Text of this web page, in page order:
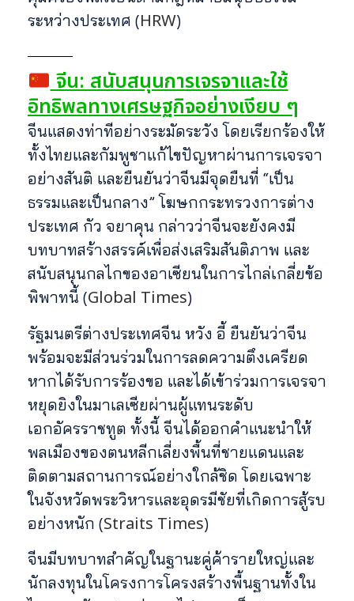
ระหว่างประเทศ (HRW)
จีน: สนับสนุนการเจรจาและใช้
อิทธิพลทางเศรษฐกิจอย่างเงียบ ๆ
จีนแสดงท่าทีอย่างระมัดระวัง โดยเรียกร้องให้
ทั้งไทยและกัมพูชาแก้ไขปัญหาผ่านการเจรจา
อย่างสันติ และยืนยันว่าจีนมีจุดยืนที่ “เป็น
ธรรมและเป็นกลาง” โฆษกกระทรวงการต่าง
ประเทศ กัว จยาคุน กล่าวว่าจีนจะยังคงมี
บทบาทสร้างสรรค์เพื่อส่งเสริมสันติภาพ และ
สนับสนุนกลไกของอาเซียนในการไกล่เกลี่ยข้อ
พิพาทนี้ (Global Times)
รัฐมนตรีต่างประเทศจีน หวัง อี้ ยืนยันว่าจีน
พร้อมจะมีส่วนร่วมในการลดความตึงเครียด
หากได้รับการร้องขอ และได้เข้าร่วมการเจรจา
หยุดยิงในมาเลเซียผ่านผู้แทนระดับ
เอกอัครราชทูต ทั้งนี้ จีนได้ออกคำแนะนำให้
พลเมืองของตนหลีกเลี่ยงพื้นที่ชายแดนและ
ติดตามสถานการณ์อย่างใกล้ชิด โดยเฉพาะ
ในจังหวัดพระวิหารและอุดรมีชัยที่เกิดการสู้รบ
อย่างหนัก (Straits Times)
จีนมีบทบาทสำคัญในฐานะคู่ค้ารายใหญ่และ
นักลงทุนในโครงการโครงสร้างพื้นฐานทั้งใน